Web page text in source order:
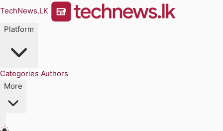
TechNews.LK
Platform
Categories Authors
More